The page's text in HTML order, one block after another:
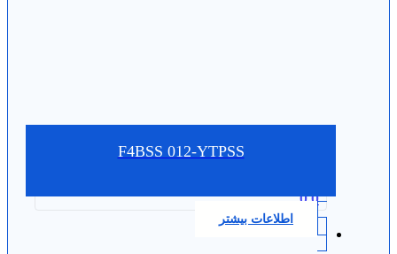
F4BSS 012-YTPSS
0.0
اطلاعات بیشتر